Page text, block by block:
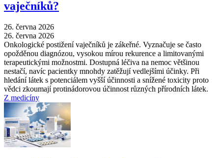
vaječníků?
26. června 2026
26. června 2026
Onkologické postižení vaječníků je zákeřné. Vyznačuje se často
opožděnou diagnózou, vysokou mírou rekurence a limitovanými
terapeutickými možnostmi. Dostupná léčiva na nemoc většinou
nestačí, navíc pacientky mnohdy zatěžují vedlejšími účinky. Při
hledání látek s potenciálem vyšší účinnosti a snížené toxicity proto
vědci zkoumají protinádorovou účinnost různých přírodních látek.
Z medicíny